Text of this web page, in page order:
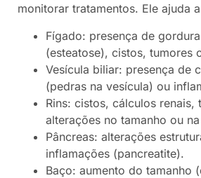
monitorar tratamentos. Ele ajuda
Fígado: presença de
(esteatose), cistos, tumores
Vesícula biliar: presença de
(pedras na vesícula) ou
Rins: cistos, cálculos renais,
alterações no tamanho ou
Pâncreas: alterações
inflamações (pancreatite).
Baço: aumento do tamanho